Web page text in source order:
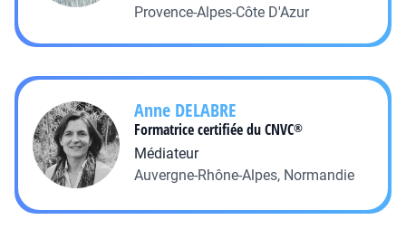
Provence-Alpes-Côte D'Azur
Anne DELABRE
Formatrice certifiée du CNVC®
Médiateur
Auvergne-Rhône-Alpes, Normandie